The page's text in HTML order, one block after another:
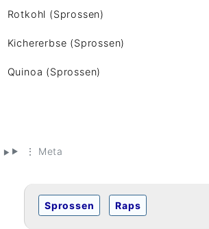
Rotkohl (Sprossen)
Kichererbse (Sprossen)
Quinoa (Sprossen)
⋮ Meta
Sprossen Raps